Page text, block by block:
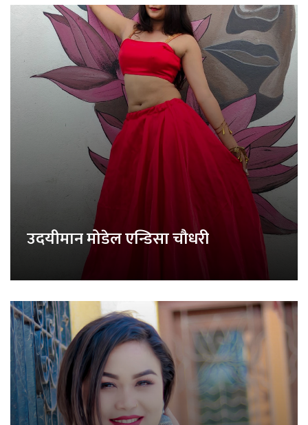
उदयीमान मोडेल एन्डिसा चौधरी